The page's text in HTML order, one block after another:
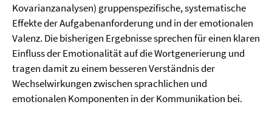
Kovarianzanalysen) gruppenspezifische, systematische
Effekte der Aufgabenanforderung und in der emotionalen
Valenz. Die bisherigen Ergebnisse sprechen für einen klaren
Einfluss der Emotionalität auf die Wortgenerierung und
tragen damit zu einem besseren Verständnis der
Wechselwirkungen zwischen sprachlichen und
emotionalen Komponenten in der Kommunikation bei.